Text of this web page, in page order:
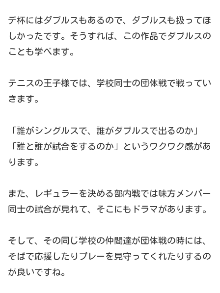
デ杯にはダブルスもあるので、ダブルスも扱ってほ
しかったです。そうすれば、この作品でダブルスの
ことも学べます。
テニスの王子様では、学校同士の団体戦で戦ってい
きます。
「誰がシングルスで、誰がダブルスで出るのか」
「誰と誰が試合をするのか」というワクワク感があ
ります。
また、レギュラーを決める部内戦では味方メンバー
同士の試合が見れて、そこにもドラマがあります。
そして、その同じ学校の仲間達が団体戦の時には、
そばで応援したりプレーを見守ってくれたりするの
が良いですね。